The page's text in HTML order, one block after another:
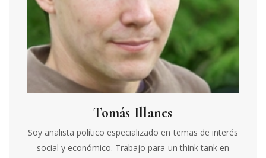
Tomás Illanes
Soy analista político especializado en temas de interés
social y económico. Trabajo para un think tank en